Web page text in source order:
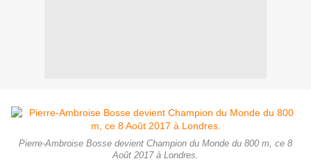
Pierre-Ambroise Bosse devient Champion du Monde du 800 m, ce 8
Août 2017 à Londres.